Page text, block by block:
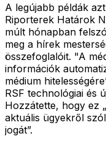
A legújabb példák
Riporterek Határok
múlt hónapban
meg a hírek
összefoglalóit. "A
információk
médium
RSF technológiai és
Hozzátette, hogy ez
aktuális ügyekről
jogát”.